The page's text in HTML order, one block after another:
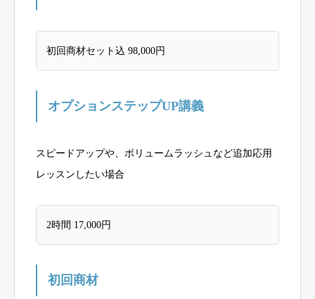
初回商材セット込 98,000円
オプションステップUP講義
スピードアップや、ボリュームラッシュなど追加応用
レッスンしたい場合
2時間 17,000円
初回商材